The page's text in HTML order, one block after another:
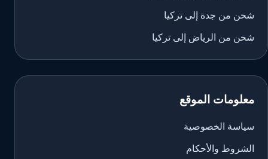
شحن من جدة إلى تركيا
شحن من الرياض إلى تركيا
معلومات الموقع
سياسة الخصوصية
الشروط والأحكام